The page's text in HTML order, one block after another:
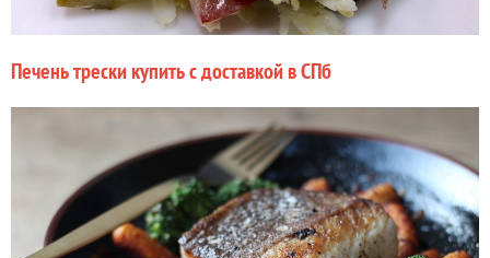
Печень трески купить с доставкой в СПб